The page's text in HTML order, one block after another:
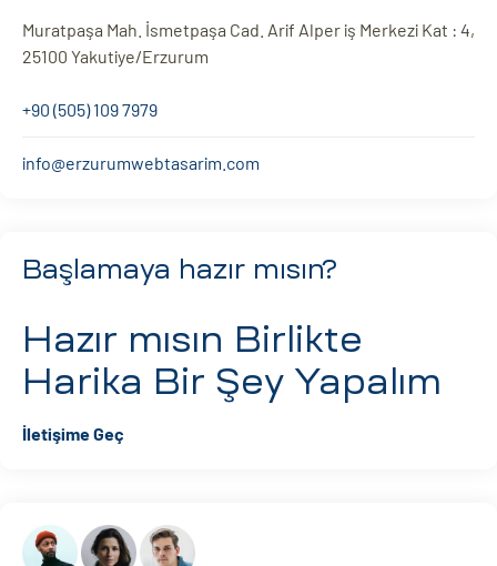
Muratpaşa Mah. İsmetpaşa Cad. Arif Alper iş Merkezi Kat : 4,
25100 Yakutiye/Erzurum
+90 (505) 109 7979
info@erzurumwebtasarim.com
Başlamaya hazır mısın?
Hazır mısın Birlikte
Harika Bir Şey Yapalım
İletişime Geç